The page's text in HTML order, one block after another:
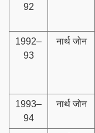
92
1992–
93
नार्थ जोन
1993–
94
नार्थ जोन